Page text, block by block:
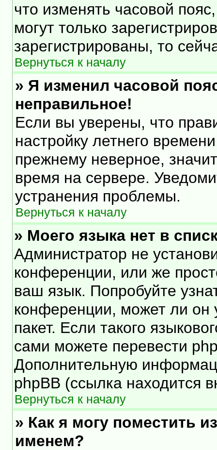
что изменять часовой
могут только
зарегистрированы, то
Вернуться к началу
» Я изменил часовой
неправильное!
Если вы уверены, что
настройку летнего
прежнему неверное,
время на сервере.
устранения проблемы.
Вернуться к началу
» Моего языка нет в
Администратор не
конференции, или же
ваш язык. Попробуйте
конференции, может ли он
пакет. Если такого
сами можете перевести
Дополнительную
phpBB (ссылка находится
Вернуться к началу
» Как я могу поместить
именем?